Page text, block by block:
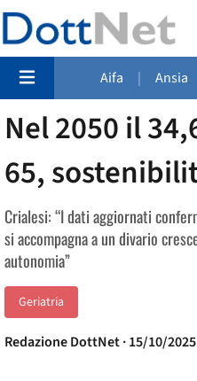
Aifa | Ansia
Nel 2050 il
65,
Crialesi: “I dati aggiornati
si accompagna a un divario
autonomia”
Geriatria
Redazione DottNet · 15/10/